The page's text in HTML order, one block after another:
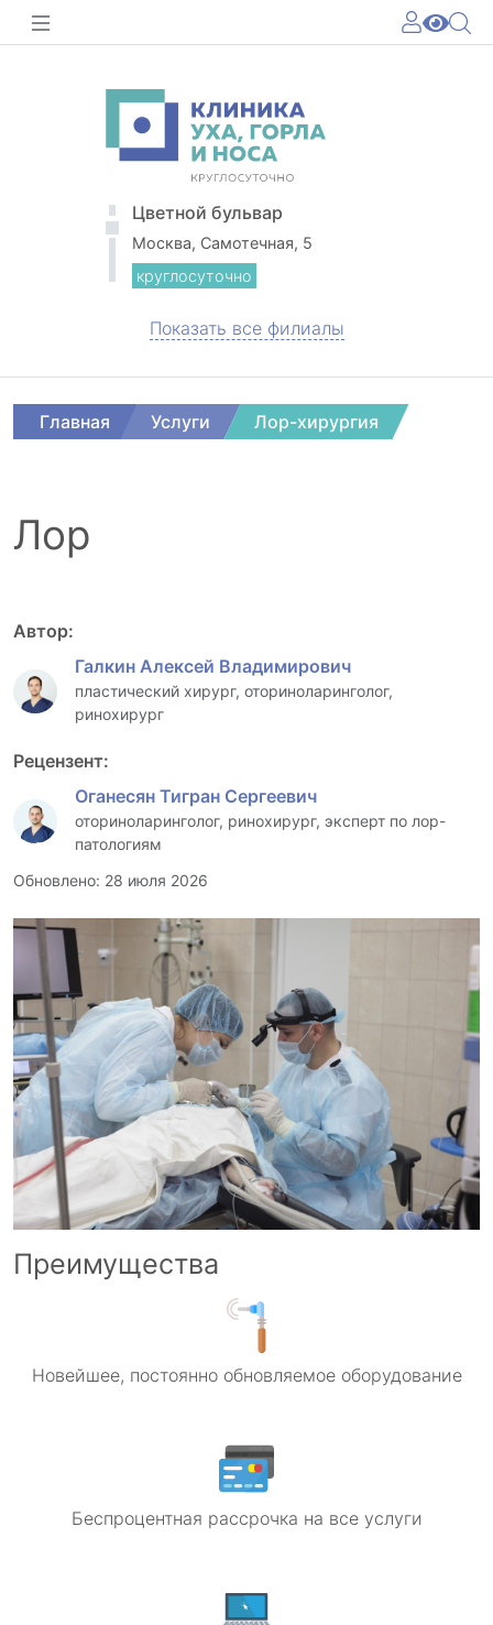
Цветной бульвар
Москва, Самотечная, 5
круглосуточно
Показать все филиалы
Главная Услуги Лор-хирургия
Лор
Автор:
Галкин Алексей Владимирович
пластический хирург, оториноларинголог,
ринохирург
Рецензент:
Оганесян Тигран Сергеевич
оториноларинголог, ринохирург, эксперт по лор-
патологиям
Обновлено: 28 июля 2026
Преимущества
Новейшее, постоянно обновляемое оборудование
Беспроцентная рассрочка на все услуги